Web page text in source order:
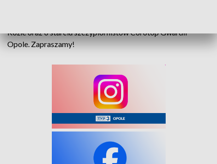
Koźle oraz o starciu szczypiornistów Corotop Gwardii
Opole. Zapraszamy!